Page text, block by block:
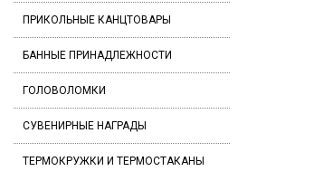
ПРИКОЛЬНЫЕ КАНЦТОВАРЫ
БАННЫЕ ПРИНАДЛЕЖНОСТИ
ГОЛОВОЛОМКИ
СУВЕНИРНЫЕ НАГРАДЫ
ТЕРМОКРУЖКИ И ТЕРМОСТАКАНЫ